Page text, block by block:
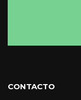
CONTACTO